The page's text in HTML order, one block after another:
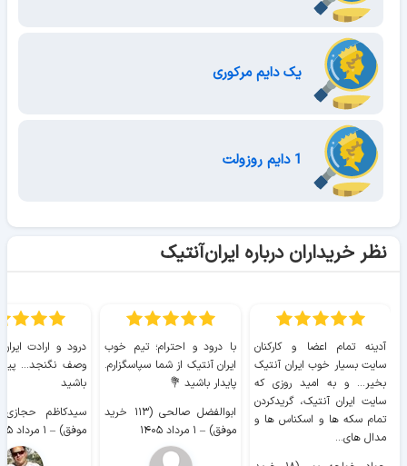
یک دایم مرکوری
نظر خریداران درباره ایران‌آنتیک
آدینه تمام اعضا و کارکنان
سایت بسیار خوب ايران آنتیک
بخیر... و به امید روزی که
سایت ايران آنتیک، گریدکردن
تمام سکه ها و اسکناس ها و
مدال های...
با درود و احترام؛ تیم خوب
ایران آنتیک از شما سپاسگزارم.
پایدار باشید 💐
ابوالفضل صالحی (۱۱۳ خرید
موفق) – ۱ مرداد ۱۴۰۵
درود و ارادت
وصف نگنجد...
باشید
موفق) – ۱ مرداد ۱۴۰۵